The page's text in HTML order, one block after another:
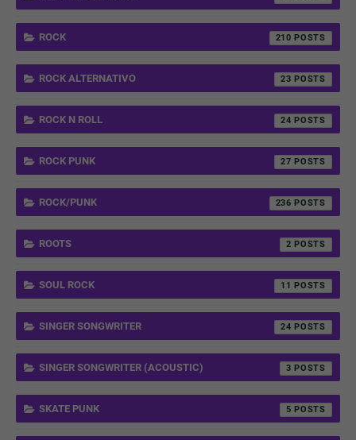
ROCK 210
ROCK ALTERNATIVO 23
ROCK N ROLL 24
ROCK PUNK 27
ROCK/PUNK 236
ROOTS 2
SOUL ROCK 11
SINGER SONGWRITER 24
SINGER SONGWRITER (ACOUSTIC) 3
SKATE PUNK 5